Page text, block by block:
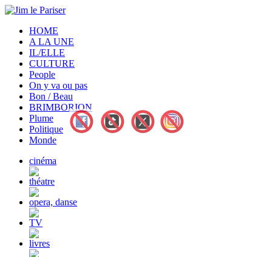
HOME
A LA UNE
IL/ELLE
CULTURE
People
On y va ou pas
Bon / Beau
BRIMBORION
Plume
Politique
Monde
cinéma
théatre
opera, danse
TV
livres